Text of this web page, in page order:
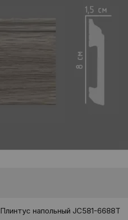
Плинтус напольный JC581-6688T